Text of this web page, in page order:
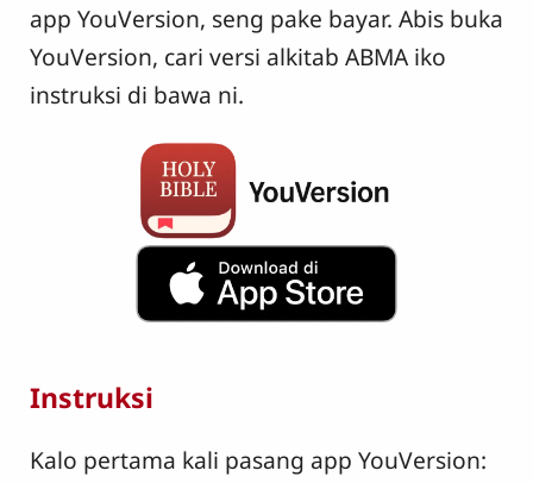
app YouVersion, seng pake bayar. Abis buka
YouVersion, cari versi alkitab ABMA iko
instruksi di bawa ni.
Instruksi
Kalo pertama kali pasang app YouVersion: